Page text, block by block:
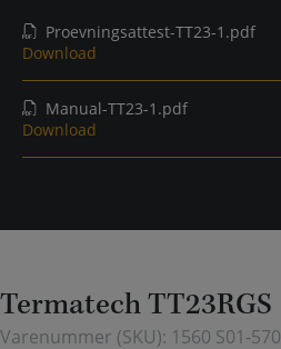
Proevningsattest-TT23-1.pdf
Download
Manual-TT23-1.pdf
Download
Termatech TT23RGS
Varenummer (SKU): 1560 S01-570